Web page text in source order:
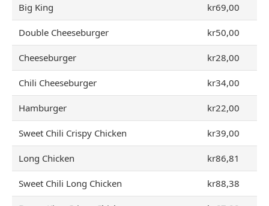
Big King kr69,00
Double Cheeseburger kr50,00
Cheeseburger kr28,00
Chili Cheeseburger kr34,00
Hamburger kr22,00
Sweet Chili Crispy Chicken kr39,00
Long Chicken kr86,81
Sweet Chili Long Chicken kr88,38